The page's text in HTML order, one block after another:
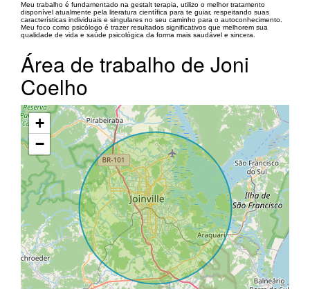
Meu trabalho é fundamentado na gestalt terapia, utilizo o melhor tratamento
disponível atualmente pela literatura científica para te guiar, respeitando suas
características individuais e singulares no seu caminho para o autoconhecimento.
Meu foco como psicólogo é trazer resultados significativos que melhorem sua
qualidade de vida e saúde psicológica da forma mais saudável e sincera.
Área de trabalho de Joni
Coelho
+
−